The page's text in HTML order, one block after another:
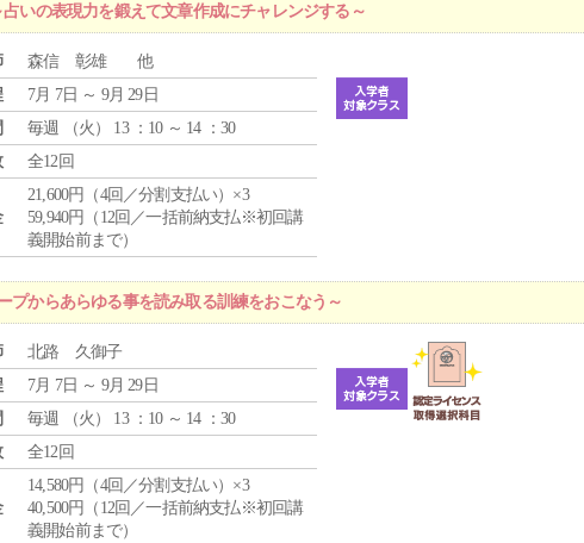
いの表現力を鍛えて文章作成にチャレンジする～
森信 彰雄 他
7月 7日 ～ 9月 29日
毎週 （火 ） 13 ：10 ～ 14 ：30
全12回
21,600円（4回／分割支払い）×3
59,940円（12回／一括前納支払※初回講
義開始前まで）
からあらゆる事を読み取る訓練をおこなう～
北路 久御子
7月 7日 ～ 9月 29日
毎週 （火 ） 13 ：10 ～ 14 ：30
全12回
14,580円（4回／分割支払い）×3
40,500円（12回／一括前納支払※初回講
義開始前まで）